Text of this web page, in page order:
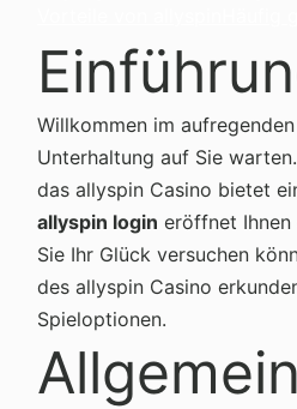
Willkommen im
Unterhaltung auf Sie
das allyspin Casino bietet
allyspin login eröffnet
Sie Ihr Glück versuchen
des allyspin Casino
Spieloptionen.